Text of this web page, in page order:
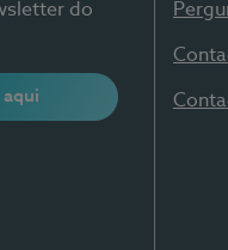
do
aqui